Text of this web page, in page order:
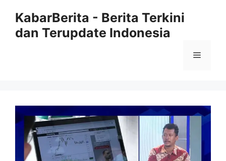
KabarBerita - Berita Terkini
dan Terupdate Indonesia
Menu